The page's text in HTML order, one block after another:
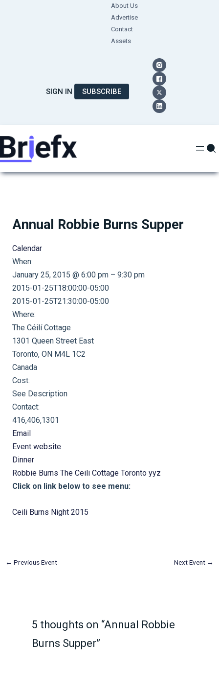
About Us
Advertise
Contact
Assets
SIGN IN SUBSCRIBE
Annual Robbie Burns Supper
Calendar
This page can't load Google Maps correctly.
When:
January 25, 2015 @ 6:00 pm – 9:30 pm
2015-01-25T18:00:00-05:00
2015-01-25T21:30:00-05:00
Where:
The Céilí Cottage
1301 Queen Street East
Toronto, ON M4L 1C2
Canada
Cost:
See Description
Contact:
416,406,1301
Email
Event website
Dinner
Robbie Burns The Ceili Cottage Toronto yyz
Click on link below to see menu:
Ceili Burns Night 2015
← Previous Event Next Event →
5 thoughts on “Annual Robbie
Burns Supper”